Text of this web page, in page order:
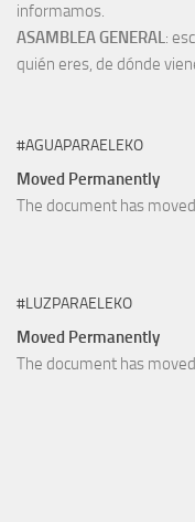
informamos.
ASAMBLEA GENERAL:
quién eres, de dónde
#AGUAPARAELEKO
Moved Permanently
The document has moved
#LUZPARAELEKO
Moved Permanently
The document has moved